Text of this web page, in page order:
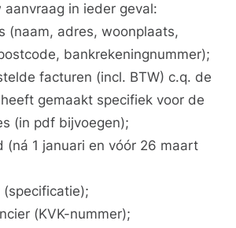
in ieder geval:
(naam, adres, woonplaats,
bankrekeningnummer);
facturen (incl. BTW) c.q. de
gemaakt specifiek voor de
(in pdf bijvoegen);
(ná 1 januari en vóór 26 maart
(KVK-nummer);